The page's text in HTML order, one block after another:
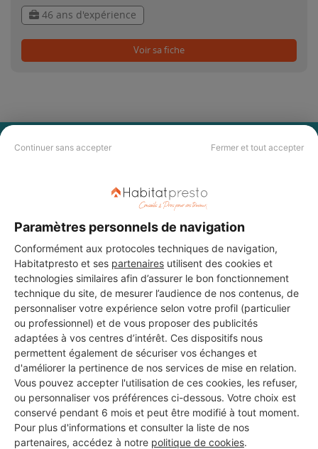
Continuer sans accepter Fermer et tout accepter
Paramètres personnels de navigation
Conformément aux protocoles techniques de navigation,
Habitatpresto et ses partenaires utilisent des cookies et
technologies similaires afin d’assurer le bon fonctionnement
technique du site, de mesurer l’audience de nos contenus, de
personnaliser votre expérience selon votre profil (particulier
ou professionnel) et de vous proposer des publicités
adaptées à vos centres d’intérêt. Ces dispositifs nous
permettent également de sécuriser vos échanges et
d'améliorer la pertinence de nos services de mise en relation.
Vous pouvez accepter l'utilisation de ces cookies, les refuser,
ou personnaliser vos préférences ci-dessous. Votre choix est
conservé pendant 6 mois et peut être modifié à tout moment.
Pour plus d'informations et consulter la liste de nos
partenaires, accédez à notre politique de cookies.
46 ans d'expérience
Voir sa fiche
PAS LE TEMPS DE
choisir ? Demandez des devis travauxauprès de notre réseau de 5 000
professionnels partout en France.
DEMANDER UN DEVIS